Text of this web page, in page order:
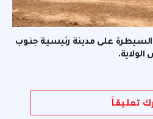
على مدينة رئيسية جنوب
تعليقاً